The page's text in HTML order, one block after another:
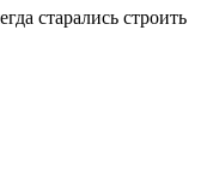
старались строить